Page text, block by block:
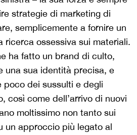
strategie di marketing di
semplicemente a fornire un
ricerca ossessiva sui materiali.
ha fatto un brand di culto,
una sua identità precisa, e
poco dei sussulti e degli
così come dell’arrivo di nuovi
moltissimo non tanto sui
un approccio più legato al